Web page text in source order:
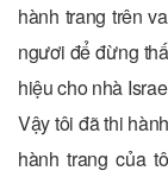
hành trang trên
ngươi để đừng
hiệu cho nhà
Vậy tôi đã thi
hành trang của